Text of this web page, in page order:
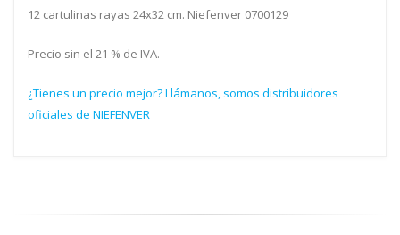
12 cartulinas rayas 24x32 cm. Niefenver 0700129
Precio sin el 21 % de IVA.
¿Tienes un precio mejor? Llámanos, somos distribuidores
oficiales de NIEFENVER